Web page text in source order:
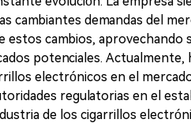
cambiantes demandas del
estos cambios,
potenciales. Actualmente,
electrónicos en el
regulatorias en el
de los cigarrillos